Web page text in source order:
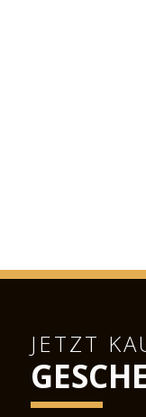
JETZT